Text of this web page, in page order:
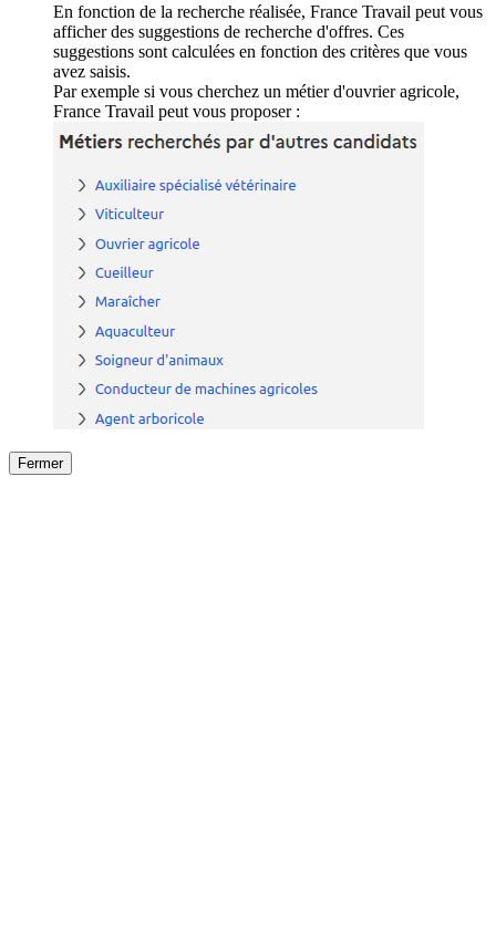
En fonction de la recherche réalisée, France Travail peut vous
afficher des suggestions de recherche d'offres. Ces
suggestions sont calculées en fonction des critères que vous
avez saisis.
Par exemple si vous cherchez un métier d'ouvrier agricole,
France Travail peut vous proposer :
Fermer